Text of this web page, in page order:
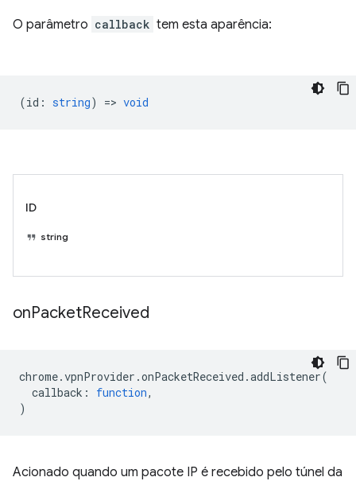
O parâmetro callback tem esta aparência:
(id : string) => void
ID
string
onPacketReceived
chrome.vpnProvider .onPacketReceived .addListener(
callback : function,
)
Acionado quando um pacote IP é recebido pelo túnel da